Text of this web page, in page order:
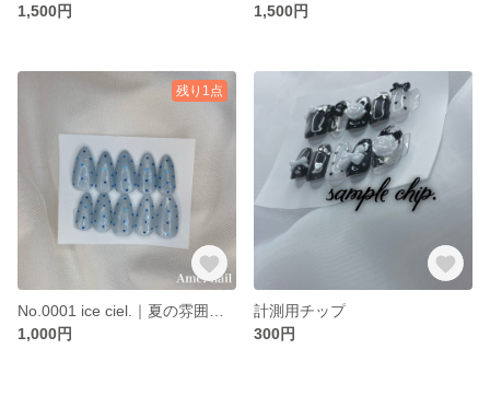
1,500円
1,500円
残り1点
1,000円
計測用チップ
300円